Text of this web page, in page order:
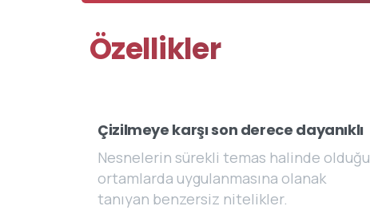
Özellikler
Çizilmeye karşı son derece dayanıklı
Nesnelerin sürekli temas halinde olduğu
ortamlarda uygulanmasına olanak
tanıyan benzersiz nitelikler.